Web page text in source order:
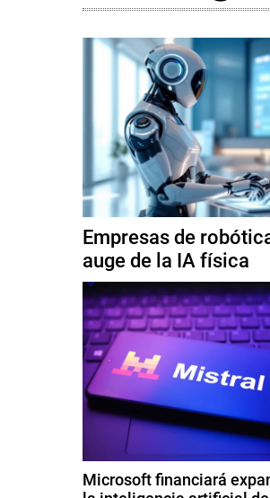
Empresas de
auge de la IA física
Microsoft financiará